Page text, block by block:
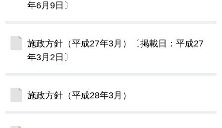
年6月9日〕
施政方針（平成27年3月）〔掲載日：平成27
年3月2日〕
施政方針（平成28年3月）